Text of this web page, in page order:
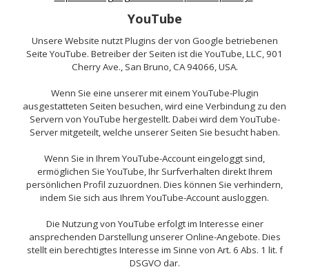
YouTube
Unsere Website nutzt Plugins der von Google betriebenen
Seite YouTube. Betreiber der Seiten ist die YouTube, LLC, 901
Cherry Ave., San Bruno, CA 94066, USA.
Wenn Sie eine unserer mit einem YouTube-Plugin
ausgestatteten Seiten besuchen, wird eine Verbindung zu den
Servern von YouTube hergestellt. Dabei wird dem YouTube-
Server mitgeteilt, welche unserer Seiten Sie besucht haben.
Wenn Sie in Ihrem YouTube-Account eingeloggt sind,
ermöglichen Sie YouTube, Ihr Surfverhalten direkt Ihrem
persönlichen Profil zuzuordnen. Dies können Sie verhindern,
indem Sie sich aus Ihrem YouTube-Account ausloggen.
Die Nutzung von YouTube erfolgt im Interesse einer
ansprechenden Darstellung unserer Online-Angebote. Dies
stellt ein berechtigtes Interesse im Sinne von Art. 6 Abs. 1 lit. f
DSGVO dar.